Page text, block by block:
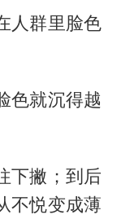
人群里脸色
色就沉得越
下撇；到后
不悦变成薄